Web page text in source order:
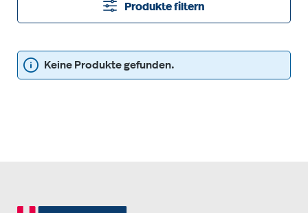
Produkte filtern
Keine Produkte gefunden.